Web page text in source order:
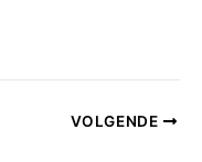
VOLGENDE